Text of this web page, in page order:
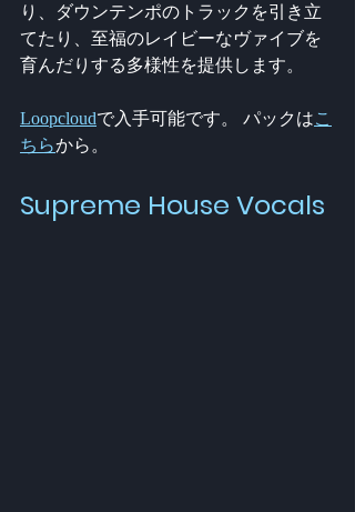
り、ダウンテンポのトラックを引き立
てたり、至福のレイビーなヴァイブを
育んだりする多様性を提供します。
Loopcloudで入手可能です。 パックはこ
ちらから。
Supreme House Vocals